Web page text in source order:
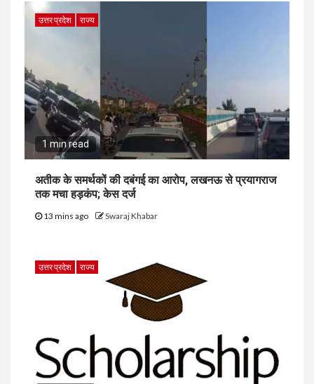
उत्तर प्रदेश राज्य
1 min read
अतीक के समर्थकों की दबंगई का आरोप, लखनऊ से प्रयागराज
तक मचा हड़कंप; केस दर्ज
13 mins ago Swaraj Khabar
उत्तर प्रदेश राज्य